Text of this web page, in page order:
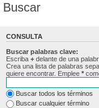
Buscar
CONSULTA
Buscar palabras clave:
Escriba + delante de una
Crea una lista de palabras
quiere encontrar. Emplee *
Buscar todos los términos
Buscar cualquier término